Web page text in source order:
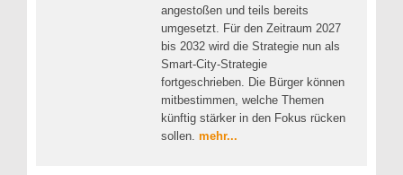
angestoßen und teils bereits
umgesetzt. Für den Zeitraum 2027
bis 2032 wird die Strategie nun als
Smart-City-Strategie
fortgeschrieben. Die Bürger können
mitbestimmen, welche Themen
künftig stärker in den Fokus rücken
sollen. mehr...